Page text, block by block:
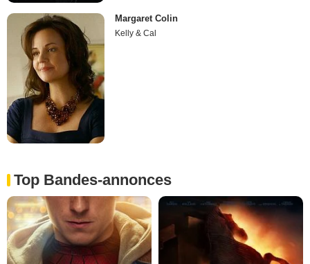
Margaret Colin
Kelly & Cal
Top Bandes-annonces